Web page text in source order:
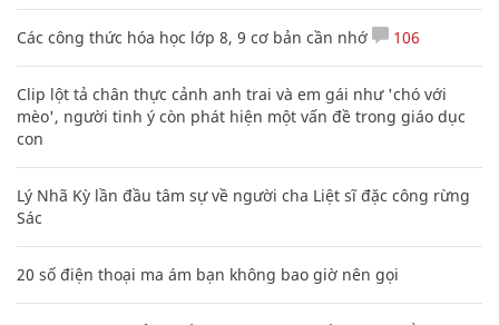
Các công thức hóa học lớp 8, 9 cơ bản cần nhớ 106
Clip lột tả chân thực cảnh anh trai và em gái như 'chó với
mèo', người tinh ý còn phát hiện một vấn đề trong giáo dục
con
Lý Nhã Kỳ lần đầu tâm sự về người cha Liệt sĩ đặc công rừng
Sác
20 số điện thoại ma ám bạn không bao giờ nên gọi